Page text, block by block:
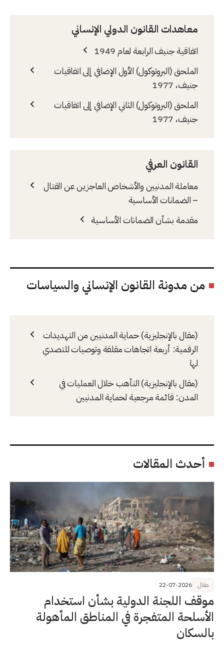
معاهدات القانون الدولي الإنساني
اتفاقية جنيف الرابعة لعام 1949
الملحق (البروتوكول) الأول الإضافي إلى اتفاقيات
جنيف، 1977
الملحق (البروتوكول) الثاني الإضافي إلى اتفاقيات
جنيف، 1977
القانون العرفي
معاملة المدنيين والأشخاص العاجزين عن القتال
– الضمانات الأساسية
مقدمة بشأن الضمانات الأساسية
من مدونة القانون الإنساني والسياسات
(مقال بالإنجليزية) حماية المدنيين من التهديدات
الرقمية: أربعة اتجاهات مقلقة وتوصيات للتصدي
لها
(مقال بالإنجليزية) التأهب خلال العمليات في
المدن: قائمة مرجعية لحماية المدنيين
أحدث المقالات
موقف اللجنة الدولية بشأن استخدام
الأسلحة المتفجرة في المناطق المأهولة
بالسكان
مقال 22-07-2026